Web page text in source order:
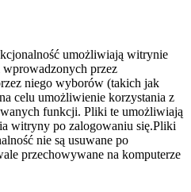
umożliwiają witrynie
przez
niego wyborów (takich jak
celu umożliwienie korzystania z
funkcji. Pliki te umożliwiają
witryny po zalogowaniu się.Pliki
nie są usuwane po
przechowywane na komputerze